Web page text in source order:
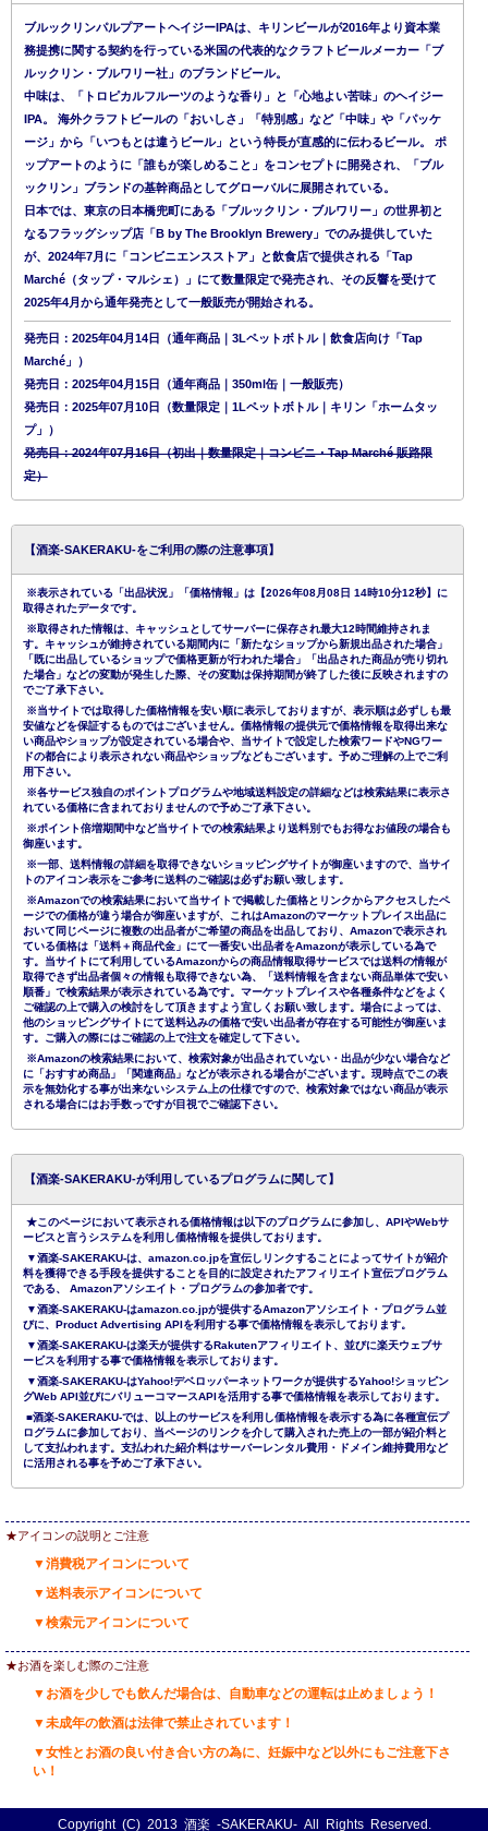
ブルックリンパルプアートヘイジーIPAは、キリンビールが2016年より資本業
務提携に関する契約を行っている米国の代表的なクラフトビールメーカー「ブ
ルックリン・ブルワリー社」のブランドビール。
中味は、「トロピカルフルーツのような香り」と「心地よい苦味」のヘイジー
IPA。 海外クラフトビールの「おいしさ」「特別感」など「中味」や「パッケ
ージ」から「いつもとは違うビール」という特長が直感的に伝わるビール。 ポ
ップアートのように「誰もが楽しめること」をコンセプトに開発され、「ブル
ックリン」ブランドの基幹商品としてグローバルに展開されている。
日本では、東京の日本橋兜町にある「ブルックリン・ブルワリー」の世界初と
なるフラッグシップ店「B by The Brooklyn Brewery」でのみ提供していた
が、2024年7月に「コンビニエンスストア」と飲食店で提供される「Tap
Marché（タップ・マルシェ）」にて数量限定で発売され、その反響を受けて
2025年4月から通年発売として一般販売が開始される。
発売日：2025年04月14日（通年商品｜3Lペットボトル｜飲食店向け「Tap
Marché」）
発売日：2025年04月15日（通年商品｜350ml缶｜一般販売）
発売日：2025年07月10日（数量限定｜1Lペットボトル｜キリン「ホームタッ
プ」）
発売日：2024年07月16日（初出｜数量限定｜コンビニ・Tap Marché 販路限
定）
【酒楽-SAKERAKU-をご利用の際の注意事項】
※表示されている「出品状況」「価格情報」は【2026年08月08日 14時10分12秒】に
取得されたデータです。
※取得された情報は、キャッシュとしてサーバーに保存され最大12時間維持されま
す。キャッシュが維持されている期間内に「新たなショップから新規出品された場合」
「既に出品しているショップで価格更新が行われた場合」「出品された商品が売り切れ
た場合」などの変動が発生した際、その変動は保持期間が終了した後に反映されますの
でご了承下さい。
※当サイトでは取得した価格情報を安い順に表示しておりますが、表示順は必ずしも最
安値などを保証するものではございません。価格情報の提供元で価格情報を取得出来な
い商品やショップが設定されている場合や、当サイトで設定した検索ワードやNGワー
ドの都合により表示されない商品やショップなどもございます。予めご理解の上でご利
用下さい。
※各サービス独自のポイントプログラムや地域送料設定の詳細などは検索結果に表示さ
れている価格に含まれておりませんので予めご了承下さい。
※ポイント倍増期間中など当サイトでの検索結果より送料別でもお得なお値段の場合も
御座います。
※一部、送料情報の詳細を取得できないショッピングサイトが御座いますので、当サイ
トのアイコン表示をご参考に送料のご確認は必ずお願い致します。
※Amazonでの検索結果において当サイトで掲載した価格とリンクからアクセスしたペ
ージでの価格が違う場合が御座いますが、これはAmazonのマーケットプレイス出品に
おいて同じページに複数の出品者がご希望の商品を出品しており、Amazonで表示され
ている価格は「送料＋商品代金」にて一番安い出品者をAmazonが表示している為で
す。当サイトにて利用しているAmazonからの商品情報取得サービスでは送料の情報が
取得できず出品者個々の情報も取得できない為、「送料情報を含まない商品単体で安い
順番」で検索結果が表示されている為です。マーケットプレイスや各種条件などをよく
ご確認の上で購入の検討をして頂きますよう宜しくお願い致します。場合によっては、
他のショッピングサイトにて送料込みの価格で安い出品者が存在する可能性が御座いま
す。ご購入の際にはご確認の上で注文を確定して下さい。
※Amazonの検索結果において、検索対象が出品されていない・出品が少ない場合など
に「おすすめ商品」「関連商品」などが表示される場合がございます。現時点でこの表
示を無効化する事が出来ないシステム上の仕様ですので、検索対象ではない商品が表示
される場合にはお手数っですが目視でご確認下さい。
【酒楽-SAKERAKU-が利用しているプログラムに関して】
★このページにおいて表示される価格情報は以下のプログラムに参加し、APIやWebサ
ービスと言うシステムを利用し価格情報を提供しております。
▼酒楽-SAKERAKU-は、amazon.co.jpを宣伝しリンクすることによってサイトが紹介
料を獲得できる手段を提供することを目的に設定されたアフィリエイト宣伝プログラム
である、 Amazonアソシエイト・プログラムの参加者です。
▼酒楽-SAKERAKU-はamazon.co.jpが提供するAmazonアソシエイト・プログラム並
びに、Product Advertising APIを利用する事で価格情報を表示しております。
▼酒楽-SAKERAKU-は楽天が提供するRakutenアフィリエイト、並びに楽天ウェブサ
ービスを利用する事で価格情報を表示しております。
▼酒楽-SAKERAKU-はYahoo!デベロッパーネットワークが提供するYahoo!ショッピン
グWeb API並びにバリューコマースAPIを活用する事で価格情報を表示しております。
■酒楽-SAKERAKU-では、以上のサービスを利用し価格情報を表示する為に各種宣伝プ
ログラムに参加しており、当ページのリンクを介して購入された売上の一部が紹介料と
して支払われます。支払われた紹介料はサーバーレンタル費用・ドメイン維持費用など
に活用される事を予めご了承下さい。
★アイコンの説明とご注意
▼消費税アイコンについて
▼送料表示アイコンについて
▼検索元アイコンについて
★お酒を楽しむ際のご注意
▼お酒を少しでも飲んだ場合は、自動車などの運転は止めましょう！
▼未成年の飲酒は法律で禁止されています！
▼女性とお酒の良い付き合い方の為に、妊娠中など以外にもご注意下さ
い！
Copyright (C) 2013 酒楽 -SAKERAKU-All Rights Reserved.